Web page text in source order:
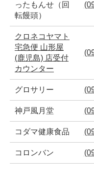
ったもんせ（回
転饅頭）
クロネコヤマト
宅急便 山形屋
(鹿児島) 店受付
カウンター
グロサリー
神戸風月堂
コダマ健康食品
コロンバン